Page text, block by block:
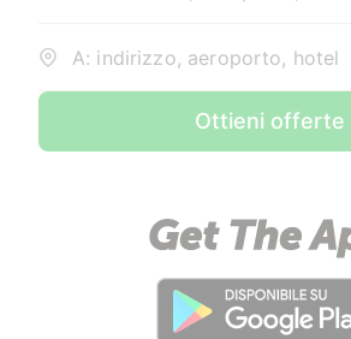
A: indirizzo, aeroporto, hotel
Ottieni offerte